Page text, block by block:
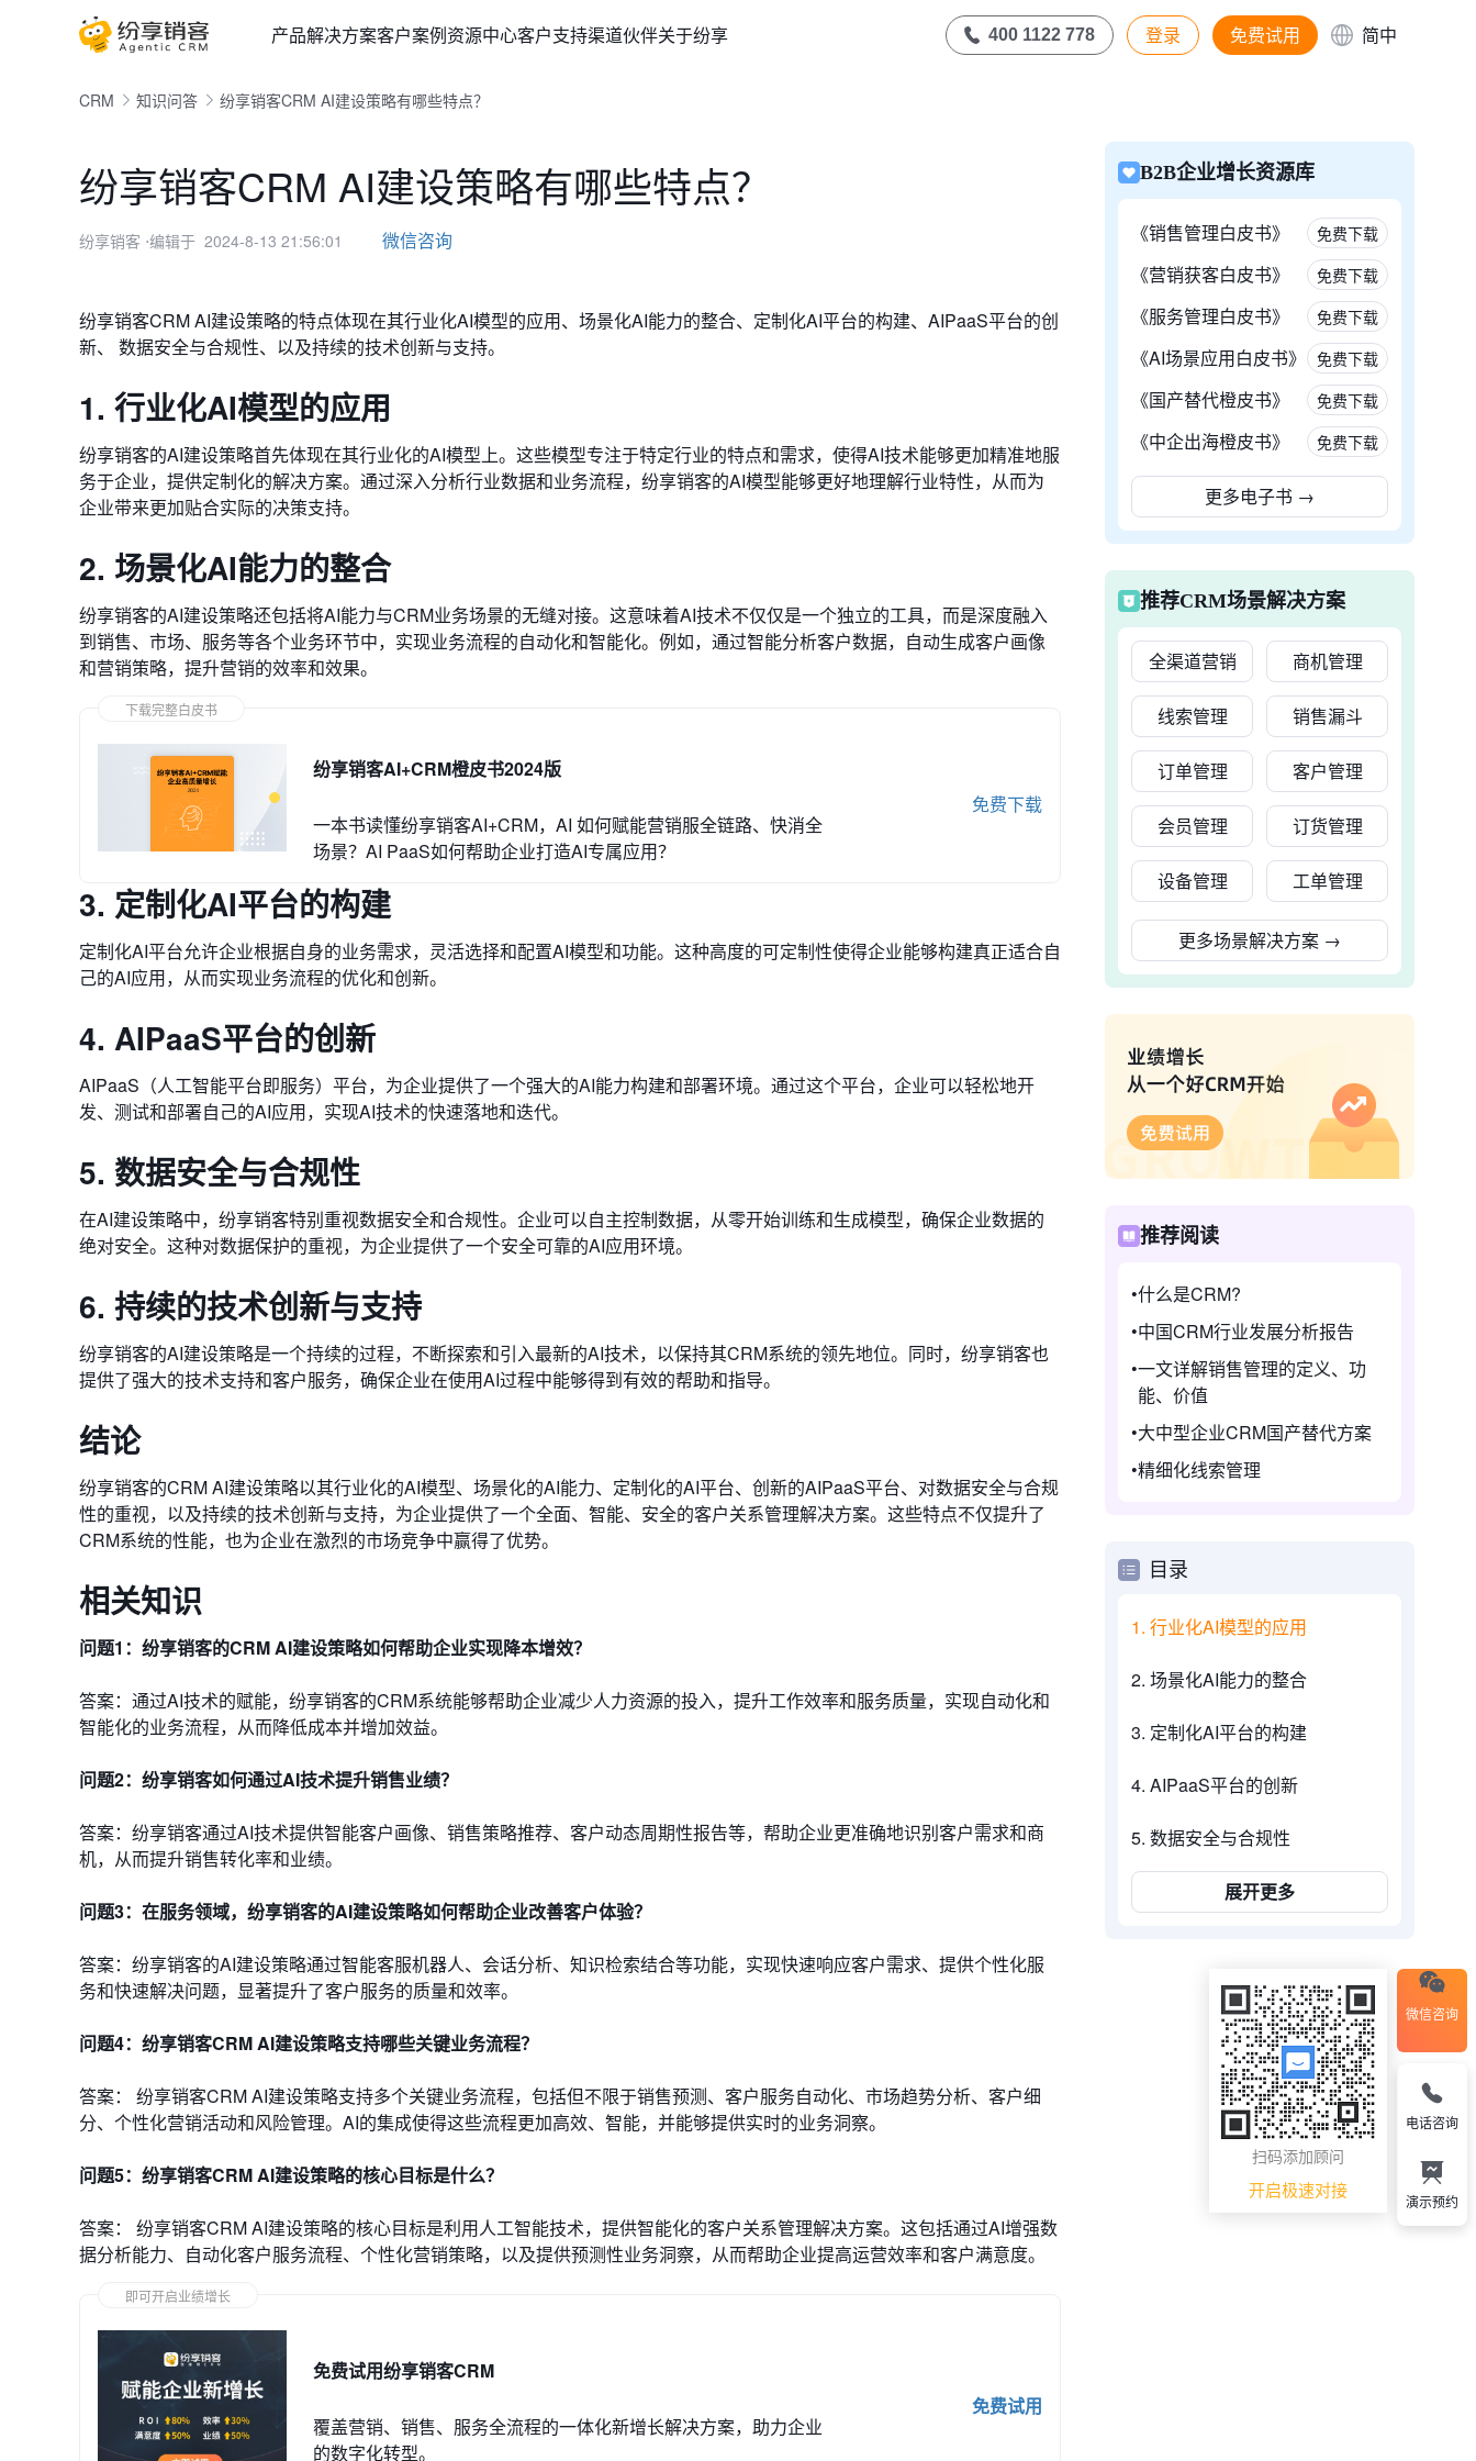
产品解决方案客户案例资源中心客户支持渠道伙伴关于纷享 400 1122 778 登录 免费试用 简中
CRM 知识问答 纷享销客CRM AI建设策略有哪些特点？
纷享销客CRM AI建设策略有哪些特点？
纷享销客 ⋅编辑于 2024-8-13 21:56:01 微信咨询
纷享销客CRM AI建设策略的特点体现在其行业化AI模型的应用、场景化AI能力的整合、定制化AI平台的构建、AIPaaS平台的创
新、 数据安全与合规性、以及持续的技术创新与支持。
1. 行业化AI模型的应用
纷享销客的AI建设策略首先体现在其行业化的AI模型上。这些模型专注于特定行业的特点和需求，使得AI技术能够更加精准地服
务于企业，提供定制化的解决方案。通过深入分析行业数据和业务流程，纷享销客的AI模型能够更好地理解行业特性，从而为
企业带来更加贴合实际的决策支持。
2. 场景化AI能力的整合
纷享销客的AI建设策略还包括将AI能力与CRM业务场景的无缝对接。这意味着AI技术不仅仅是一个独立的工具，而是深度融入
到销售、市场、服务等各个业务环节中，实现业务流程的自动化和智能化。例如，通过智能分析客户数据，自动生成客户画像
和营销策略，提升营销的效率和效果。
下载完整白皮书
纷享销客AI+CRM橙皮书2024版
一本书读懂纷享销客AI+CRM，AI 如何赋能营销服全链路、快消全
场景？AI PaaS如何帮助企业打造AI专属应用？
免费下载
3. 定制化AI平台的构建
定制化AI平台允许企业根据自身的业务需求，灵活选择和配置AI模型和功能。这种高度的可定制性使得企业能够构建真正适合自
己的AI应用，从而实现业务流程的优化和创新。
4. AIPaaS平台的创新
AIPaaS（人工智能平台即服务）平台，为企业提供了一个强大的AI能力构建和部署环境。通过这个平台，企业可以轻松地开
发、测试和部署自己的AI应用，实现AI技术的快速落地和迭代。
5. 数据安全与合规性
在AI建设策略中，纷享销客特别重视数据安全和合规性。企业可以自主控制数据，从零开始训练和生成模型，确保企业数据的
绝对安全。这种对数据保护的重视，为企业提供了一个安全可靠的AI应用环境。
6. 持续的技术创新与支持
纷享销客的AI建设策略是一个持续的过程，不断探索和引入最新的AI技术，以保持其CRM系统的领先地位。同时，纷享销客也
提供了强大的技术支持和客户服务，确保企业在使用AI过程中能够得到有效的帮助和指导。
结论
纷享销客的CRM AI建设策略以其行业化的AI模型、场景化的AI能力、定制化的AI平台、创新的AIPaaS平台、对数据安全与合规
性的重视，以及持续的技术创新与支持，为企业提供了一个全面、智能、安全的客户关系管理解决方案。这些特点不仅提升了
CRM系统的性能，也为企业在激烈的市场竞争中赢得了优势。
相关知识
问题1： 纷享销客的CRM AI建设策略如何帮助企业实现降本增效？
答案：通过AI技术的赋能，纷享销客的CRM系统能够帮助企业减少人力资源的投入，提升工作效率和服务质量，实现自动化和
智能化的业务流程，从而降低成本并增加效益。
问题2：纷享销客如何通过AI技术提升销售业绩？
答案：纷享销客通过AI技术提供智能客户画像、销售策略推荐、客户动态周期性报告等，帮助企业更准确地识别客户需求和商
机，从而提升销售转化率和业绩。
问题3：在服务领域，纷享销客的AI建设策略如何帮助企业改善客户体验？
答案：纷享销客的AI建设策略通过智能客服机器人、会话分析、知识检索结合等功能，实现快速响应客户需求、提供个性化服
务和快速解决问题，显著提升了客户服务的质量和效率。
问题4： 纷享销客CRM AI建设策略支持哪些关键业务流程？
答案： 纷享销客CRM AI建设策略支持多个关键业务流程，包括但不限于销售预测、客户服务自动化、市场趋势分析、客户细
分、个性化营销活动和风险管理。AI的集成使得这些流程更加高效、智能，并能够提供实时的业务洞察。
问题5： 纷享销客CRM AI建设策略的核心目标是什么？
答案： 纷享销客CRM AI建设策略的核心目标是利用人工智能技术，提供智能化的客户关系管理解决方案。这包括通过AI增强数
据分析能力、自动化客户服务流程、个性化营销策略，以及提供预测性业务洞察，从而帮助企业提高运营效率和客户满意度。
即可开启业绩增长
免费试用纷享销客CRM
覆盖营销、销售、服务全流程的一体化新增长解决方案，助力企业
的数字化转型。
免费试用
B2B企业增长资源库
《销售管理白皮书》 免费下载
《营销获客白皮书》 免费下载
《服务管理白皮书》 免费下载
《AI场景应用白皮书》 免费下载
《国产替代橙皮书》 免费下载
《中企出海橙皮书》 免费下载
更多电子书 →
推荐CRM场景解决方案
全渠道营销 商机管理
线索管理 销售漏斗
订单管理 客户管理
会员管理 订货管理
设备管理 工单管理
更多场景解决方案 →
推荐阅读
什么是CRM?
中国CRM行业发展分析报告
一文详解销售管理的定义、功
能、价值
大中型企业CRM国产替代方案
精细化线索管理
目录
1. 行业化AI模型的应用
2. 场景化AI能力的整合
3. 定制化AI平台的构建
4. AIPaaS平台的创新
5. 数据安全与合规性
展开更多
微信咨询
扫码添加顾问
开启极速对接
电话咨询
演示预约